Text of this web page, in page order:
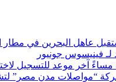
عاهل البحرين في مطار
فينيسوس جونيور
مساءً آخر موعد للتسجيل
“مواصلات مدن مصر”